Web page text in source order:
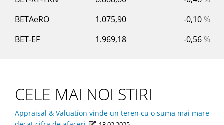
BETAeRO
1.075,90 -0,10 %
BET-EF
1.969,18 -0,56 %
CELE MAI NOI STIRI
Appraisal & Valuation vinde un teren cu o suma mai mare